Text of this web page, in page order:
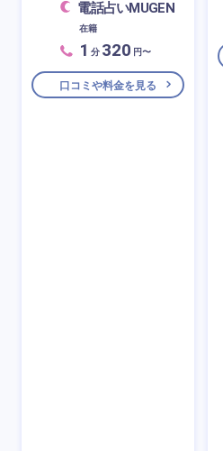
電話占いMUGEN
在籍
1 分 320 円〜
口コミや料金を見る